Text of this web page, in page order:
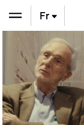
En
De
Fr